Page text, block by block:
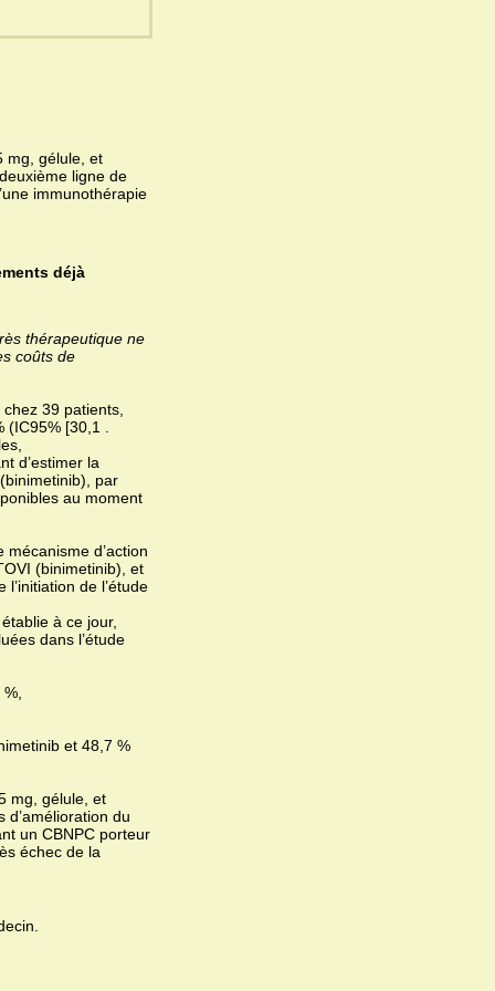
mg, gélule, et
ligne de
immunothérapie
déjà
thérapeutique ne
coûts de
39 patients,
(IC95% [30,1 .
d’estimer la
par
au moment
d’action
(binimetinib), et
de l’étude
à ce jour,
dans l’étude
et 48,7 %
mg, gélule, et
d’amélioration du
un CBNPC porteur
échec de la